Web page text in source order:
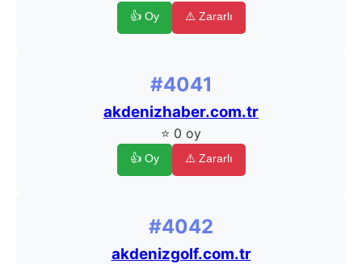
👍 Oy ⚠️ Zararlı
#4041
akdenizhaber.com.tr
⭐ 0 oy
👍 Oy ⚠️ Zararlı
#4042
akdenizgolf.com.tr